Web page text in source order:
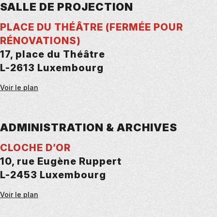
SALLE DE PROJECTION
PLACE DU THÉÂTRE (FERMÉE POUR
RÉNOVATIONS)
17, place du Théâtre
L-2613 Luxembourg
Voir le plan
ADMINISTRATION & ARCHIVES
CLOCHE D’OR
10, rue Eugène Ruppert
L-2453 Luxembourg
Voir le plan